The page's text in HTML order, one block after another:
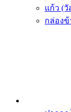
แก้ว (
กล่องข้